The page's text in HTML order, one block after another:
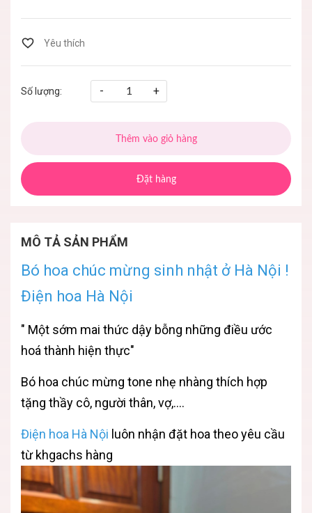
Số lượng: - +
Thêm vào giỏ hàng
Đặt hàng
MÔ TẢ SẢN PHẨM
Bó hoa chúc mừng sinh nhật ở Hà Nội !
Điện hoa Hà Nội
" Một sớm mai thức dậy bỗng những điều ước
hoá thành hiện thực"
Bó hoa chúc mừng tone nhẹ nhàng thích hợp
tặng thầy cô, người thân, vợ,....
Điện hoa Hà Nội luôn nhận đặt hoa theo yêu cầu
từ khgachs hàng